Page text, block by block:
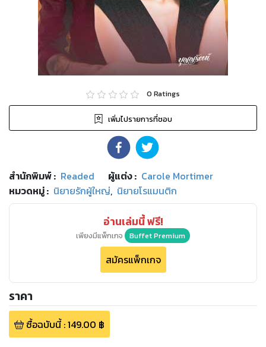
0 Ratings
เพิ่มไปรายการที่ชอบ
สำนักพิมพ์: Readed ผู้แต่ง : Carole Mortimer
หมวดหมู่: นิยายรักผู้ใหญ่, นิยายโรแมนติก
อ่านเล่มนี้ ฟรี!
เพียงมีแพ็กเกจ Buffet Premium
สมัครแพ็กเกจ
ราคา
ซื้อฉบับนี้:149.00 ฿